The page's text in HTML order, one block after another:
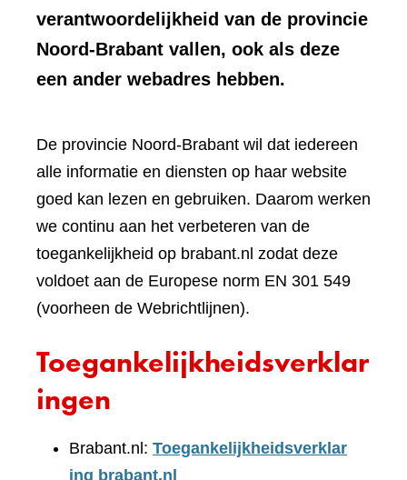
verantwoordelijkheid van de provincie
Noord-Brabant vallen, ook als deze
een ander webadres hebben.
De provincie Noord-Brabant wil dat iedereen
alle informatie en diensten op haar website
goed kan lezen en gebruiken. Daarom werken
we continu aan het verbeteren van de
toegankelijkheid op brabant.nl zodat deze
voldoet aan de Europese norm EN 301 549
(voorheen de Webrichtlijnen).
Toegankelijkheidsverklar
ingen
Brabant.nl: Toegankelijkheidsverklar
ing brabant.nl